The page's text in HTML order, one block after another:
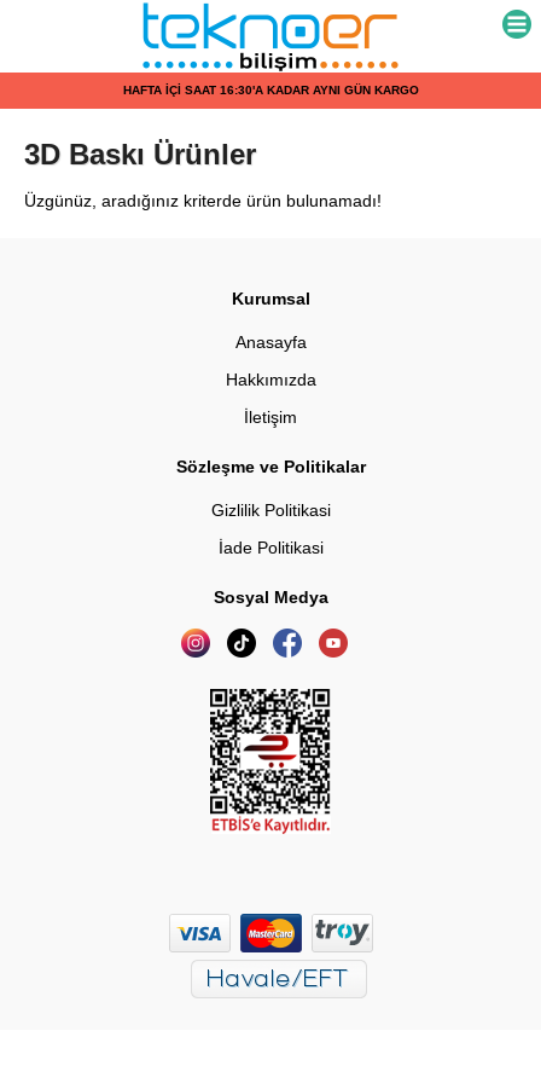
HAFTA İÇİ SAAT 16:30'A KADAR AYNI GÜN KARGO
3D Baskı Ürünler
Üzgünüz, aradığınız kriterde ürün bulunamadı!
Kurumsal
Anasayfa
Hakkımızda
İletişim
Sözleşme ve Politikalar
Gizlilik Politikasi
İade Politikasi
Sosyal Medya